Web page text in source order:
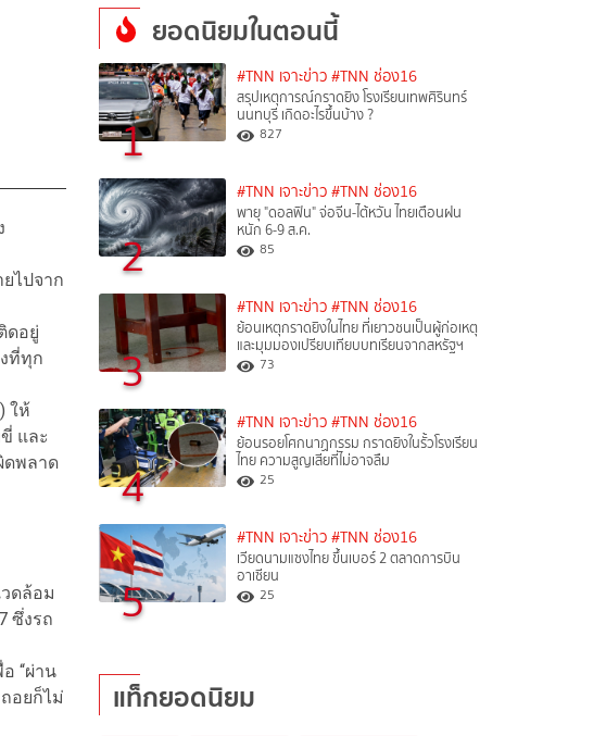
ไปจาก
ดอยู่
ที่ทุก
ให้
และ
ดพลาด
ดล้อม
ซึ่งรถ
“ผ่าน
อยก็ไม่
ยอดนิยมในตอนนี้
1
#TNN เจาะข่าว #TNN ช่อง16
สรุปเหตุการณ์กราดยิง โรงเรียนเทพศิรินทร์
นนทบุรี เกิดอะไรขึ้นบ้าง ?
827
2
#TNN เจาะข่าว #TNN ช่อง16
พายุ "ดอลฟิน" จ่อจีน-ไต้หวัน ไทยเตือนฝน
หนัก 6-9 ส.ค.
85
3
#TNN เจาะข่าว #TNN ช่อง16
ย้อนเหตุกราดยิงในไทย ที่เยาวชนเป็นผู้ก่อเหตุ
และมุมมองเปรียบเทียบบทเรียนจากสหรัฐฯ
73
4
#TNN เจาะข่าว #TNN ช่อง16
ย้อนรอยโศกนาฏกรรม กราดยิงในรั้วโรงเรียน
ไทย ความสูญเสียที่ไม่อาจลืม
25
5
#TNN เจาะข่าว #TNN ช่อง16
เวียดนามแซงไทย ขึ้นเบอร์ 2 ตลาดการบิน
อาเซียน
25
แท็กยอดนิยม